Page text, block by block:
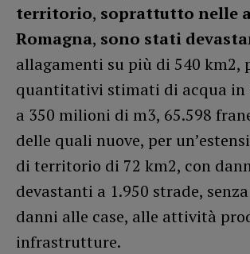
territorio, soprattutto nelle
Romagna, sono stati
allagamenti su più di 540 km2,
quantitativi stimati di acqua in
a 350 milioni di m3, 65.598
delle quali nuove, per
di territorio di 72 km2, con
devastanti a 1.950 strade,
danni alle case, alle attività
infrastrutture.